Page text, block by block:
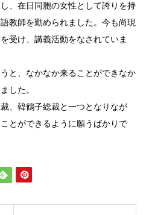
、在日同胞の女性として誇りを持
教師を勤められました。今も尚現
受け、講義活動をなされていま
と、なかなか来ることができなか
した。
、韓鶴子総裁と一つとなりなが
とができるように願うばかりで